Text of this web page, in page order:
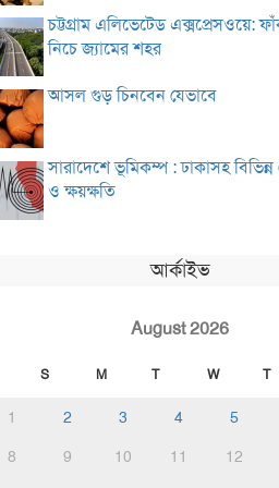
চট্টগ্রাম এলিভেটেড এক্সপ্রেসওয়ে:
নিচে জ্যামের শহর
আসল গুড় চিনবেন যেভাবে
সারাদেশে ভূমিকম্প : ঢাকাসহ
ও ক্ষয়ক্ষতি
আর্কাইভ
August 2026
S M T W T
1 2 3 4 5
8
9 10 11 12